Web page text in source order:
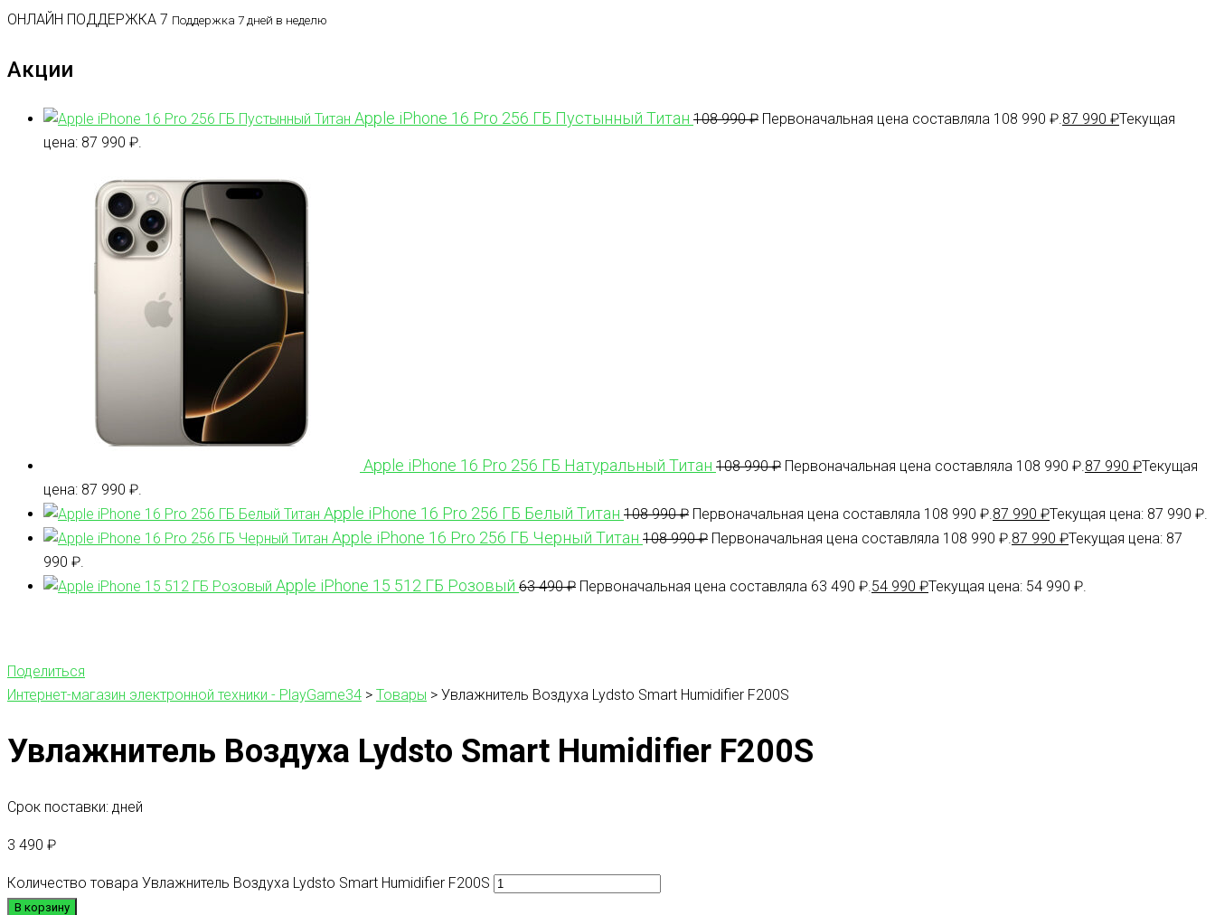
ОНЛАЙН ПОДДЕРЖКА 7 Поддержка 7 дней в неделю
Акции
Apple iPhone 16 Pro 256 ГБ Пустынный Титан 108 990₽ Первоначальная цена составляла 108 990 ₽. 87 990 ₽Текущая
цена: 87 990 ₽.
Apple iPhone 16 Pro 256 ГБ Натуральный Титан 108 990₽ Первоначальная цена составляла 108 990 ₽. 87 990 ₽Текущая
цена: 87 990 ₽.
Apple iPhone 16 Pro 256 ГБ Белый Титан 108 990₽ Первоначальная цена составляла 108 990 ₽. 87 990 ₽Текущая цена: 87 990 ₽.
Apple iPhone 16 Pro 256 ГБ Черный Титан 108 990₽ Первоначальная цена составляла 108 990 ₽. 87 990 ₽Текущая цена: 87
990 ₽.
Apple iPhone 15 512 ГБ Розовый 63 490₽ Первоначальная цена составляла 63 490 ₽. 54 990 ₽Текущая цена: 54 990 ₽.
Поделиться
Интернет-магазин электронной техники - PlayGame34 > Товары > Увлажнитель Воздуха Lydsto Smart Humidifier F200S
Увлажнитель Воздуха Lydsto Smart Humidifier F200S
Срок поставки: дней
3 490 ₽
Количество товара Увлажнитель Воздуха Lydsto Smart Humidifier F200S
В корзину